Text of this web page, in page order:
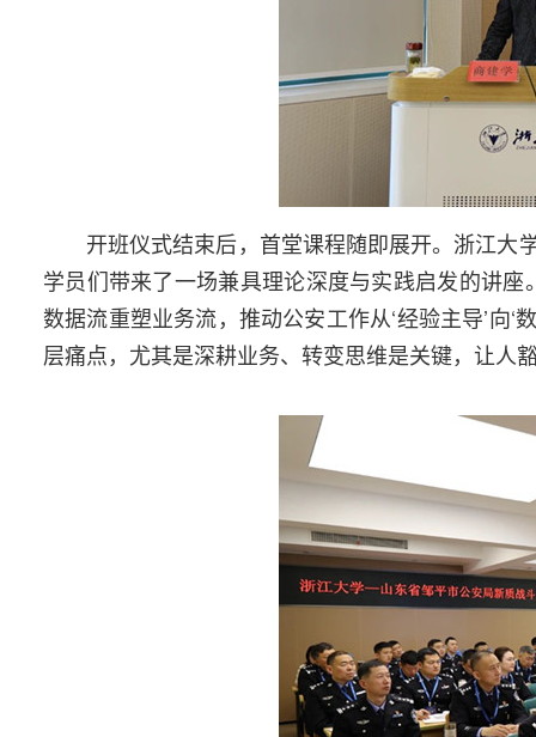
开班仪式结束后，首堂课程随即展开。浙江大
学员们带来了一场兼具理论深度与实践启发的讲
数据流重塑业务流，推动公安工作从‘经验主导’向
层痛点，尤其是深耕业务、转变思维是关键，让人